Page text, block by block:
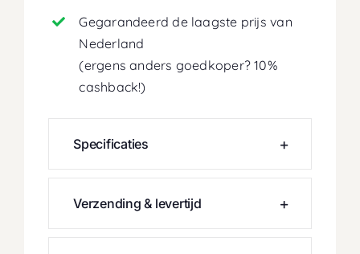
Gegarandeerd de laagste prijs van
Nederland
(ergens anders goedkoper? 10%
cashback!)
Specificaties
Verzending & levertijd